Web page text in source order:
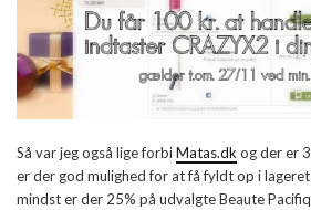
Så var jeg også lige forbiMatas.dkog der er
er der god mulighed for at få fyldt op i
mindst er der 25% på udvalgte Beaute